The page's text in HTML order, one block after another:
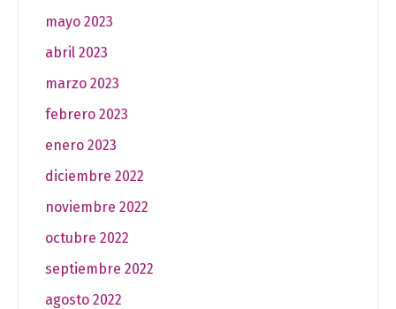
mayo 2023
abril 2023
marzo 2023
febrero 2023
enero 2023
diciembre 2022
noviembre 2022
octubre 2022
septiembre 2022
agosto 2022